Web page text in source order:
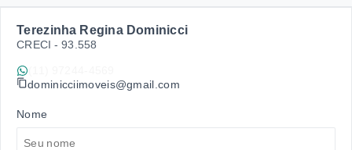
Terezinha Regina Dominicci
CRECI - 93.558
dominicciimoveis@gmail.com
Nome